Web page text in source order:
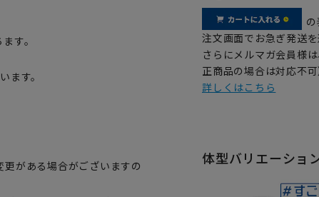
す。
ます。
がある場合がございますの
の
注文画面でお急ぎ発送を
さらにメルマガ会員様
正商品の場合は対応不可
詳しくはこちら
体型バリエーショ